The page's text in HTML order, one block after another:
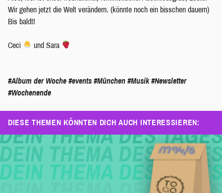
Wir gehen jetzt die Welt verändern. (könnte noch ein bisschen dauern)
Bis bald!!
Ceci und Sara
#Album der Woche #events #München #Musik #Newsletter
#Wochenende
DIESE THEMEN KÖNNTEN DICH AUCH INTERESSIEREN: